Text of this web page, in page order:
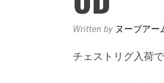
Written by ヌーブアー
チェストリグ入荷で